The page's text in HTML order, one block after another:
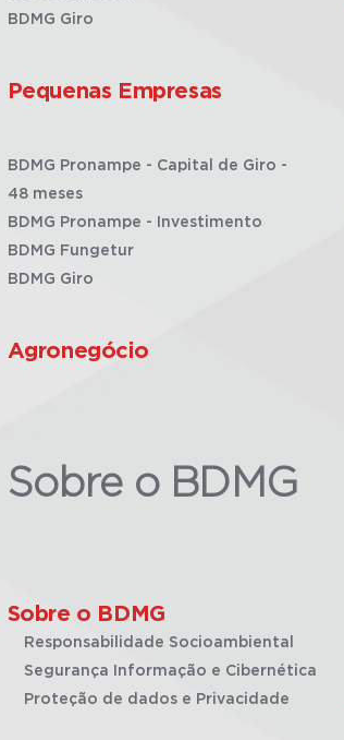
BDMG Giro
Pequenas Empresas
BDMG Pronampe - Capital de Giro -
48 meses
BDMG Pronampe - Investimento
BDMG Fungetur
BDMG Giro
Agronegócio
Sobre o BDMG
Sobre o BDMG
Responsabilidade Socioambiental
Segurança Informação e Cibernética
Proteção de dados e Privacidade